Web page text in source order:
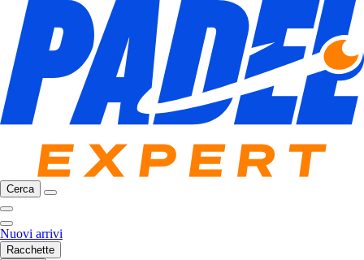
Cerca
Nuovi arrivi
Racchette